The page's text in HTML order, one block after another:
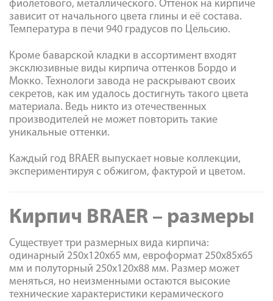
фиолетового, металлического. Оттенок на кирпиче
зависит от начального цвета глины и её состава.
Температура в печи 940 градусов по Цельсию.
Кроме баварской кладки в ассортимент входят
эксклюзивные виды кирпича оттенков Бордо и
Мокко. Технологи завода не раскрывают своих
секретов, как им удалось достигнуть такого цвета
материала. Ведь никто из отечественных
производителей не может повторить такие
уникальные оттенки.
Каждый год BRAER выпускает новые коллекции,
экспериментируя с обжигом, фактурой и цветом.
Кирпич BRAER – размеры
Существует три размерных вида кирпича:
одинарный 250х120х65 мм, евроформат 250х85х65
мм и полуторный 250х120х88 мм. Размер может
меняться, но неизменными остаются высокие
технические характеристики керамического